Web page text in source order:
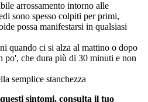
arrossamento intorno alle
sono spesso colpiti per primi,
possa manifestarsi in qualsiasi
quando ci si alza al mattino o dopo
po', che dura più di 30 minuti e non
semplice stanchezza
sintomi, consulta il tuo